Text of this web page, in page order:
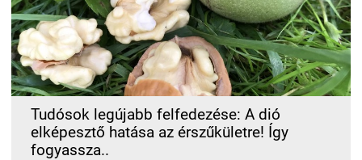
Tudósok legújabb felfedezése: A dió
elképesztő hatása az érszűkületre! Így
fogyassza..